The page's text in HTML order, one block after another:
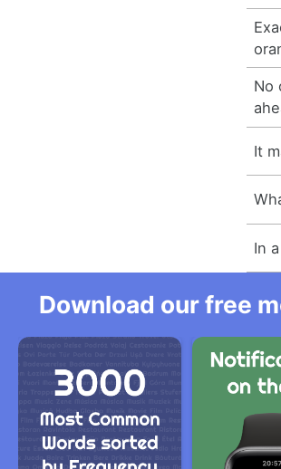
No
It
In
Download our free